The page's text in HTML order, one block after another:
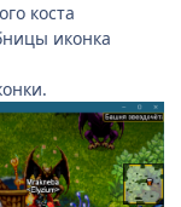
коста
иконка